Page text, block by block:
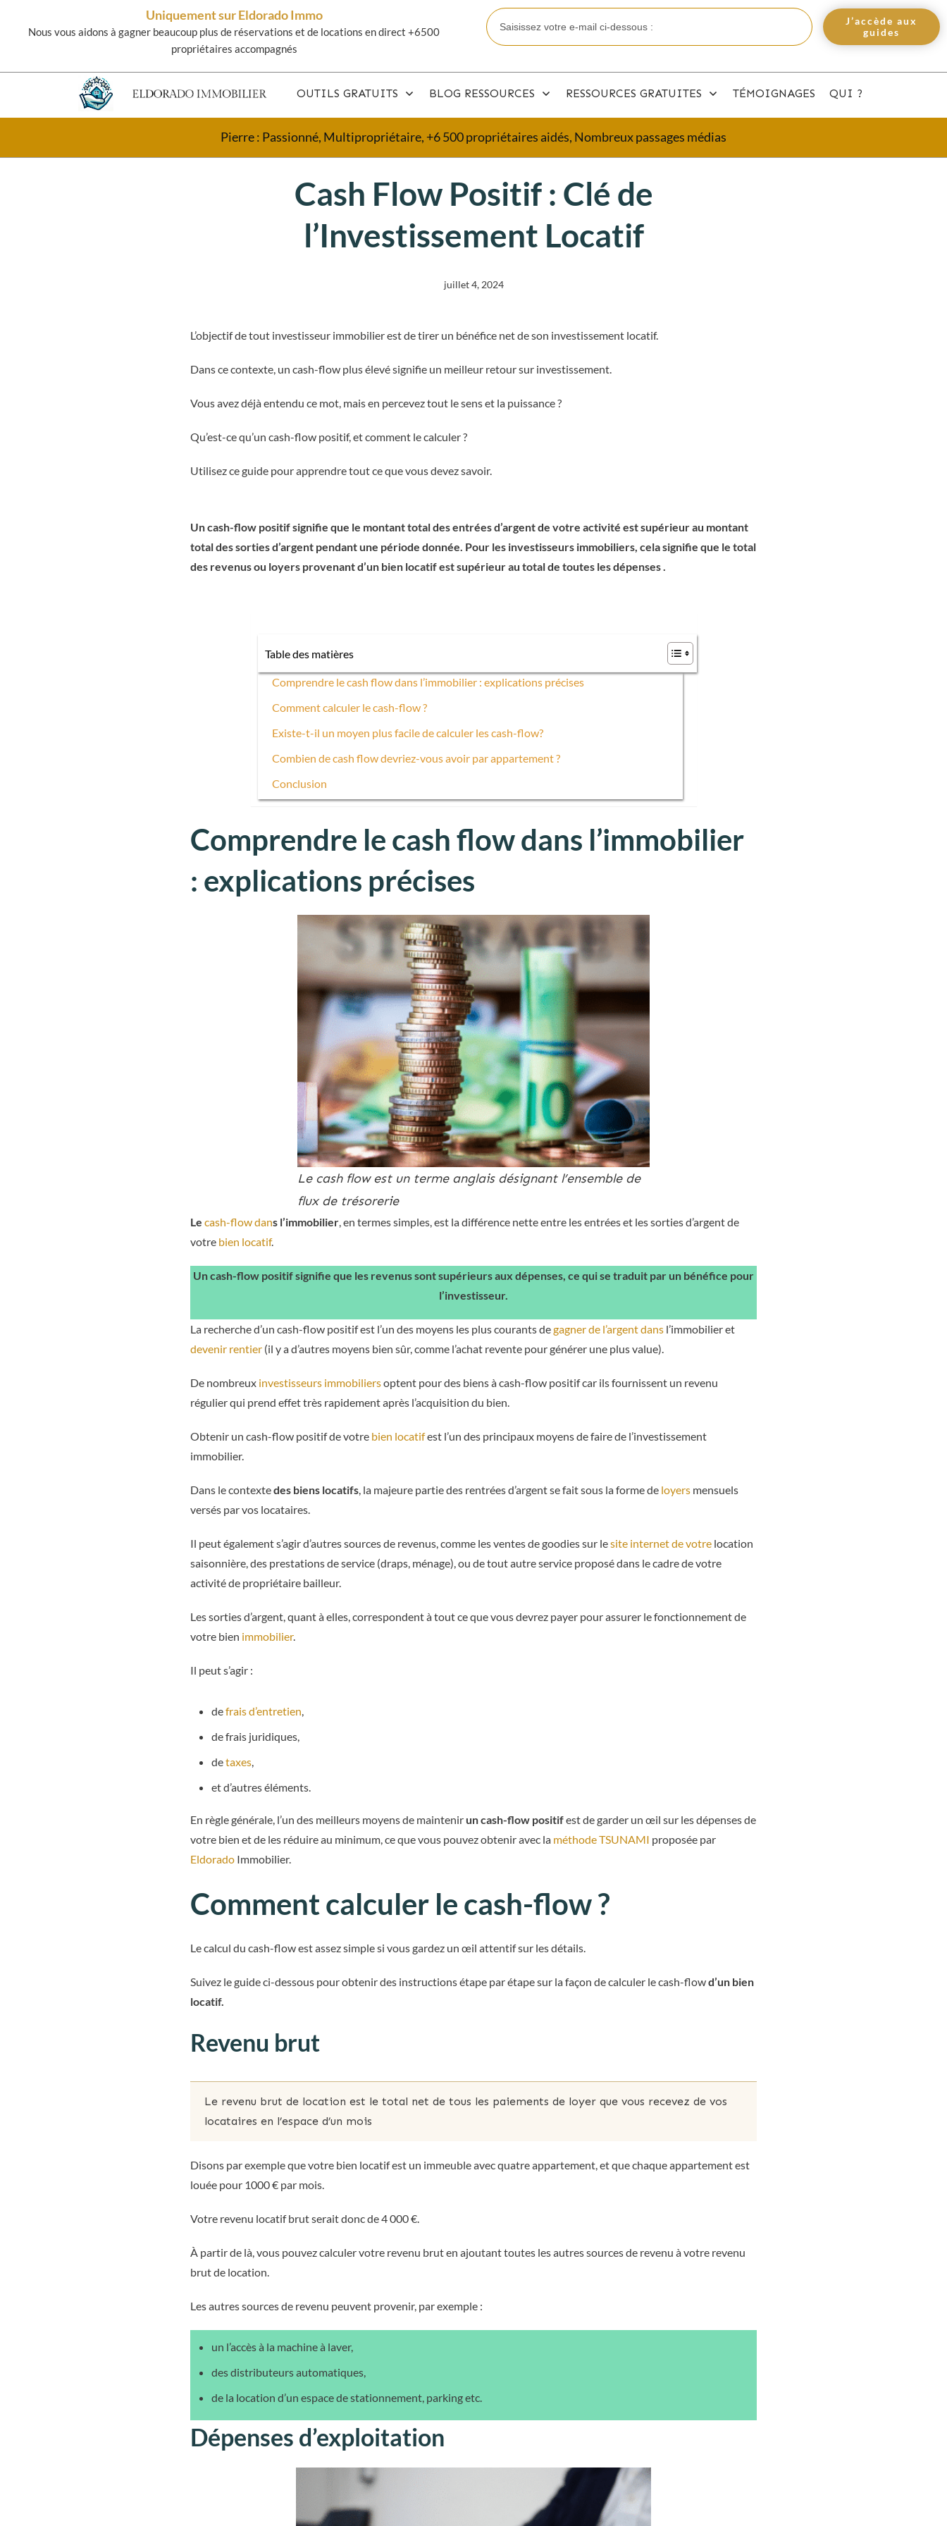
Uniquement sur Eldorado Immo
Nous vous aidons à gagner beaucoup plus de réservations et de locations en direct +6500
propriétaires accompagnés
J’accède aux
guides
OUTILS GRATUITS BLOG RESSOURCES RESSOURCES GRATUITES TÉMOIGNAGES QUI ?
Pierre : Passionné, Multipropriétaire, +6 500 propriétaires aidés, Nombreux passages médias
Cash Flow Positif : Clé de
l’Investissement Locatif
juillet 4, 2024
L’objectif de tout investisseur immobilier est de tirer un bénéfice net de son investissement locatif.
Dans ce contexte, un cash-flow plus élevé signifie un meilleur retour sur investissement.
Vous avez déjà entendu ce mot, mais en percevez tout le sens et la puissance ?
Qu’est-ce qu’un cash-flow positif, et comment le calculer ?
Utilisez ce guide pour apprendre tout ce que vous devez savoir.
Un cash-flow positif signifie que le montant total des entrées d’argent de votre activité est supérieur au montant
total des sorties d’argent pendant une période donnée. Pour les investisseurs immobiliers, cela signifie que le total
des revenus ou loyers provenant d’un bien locatif est supérieur au total de toutes les dépenses .
Table des matières
Comprendre le cash flow dans l’immobilier : explications précises
Comment calculer le cash-flow ?
Existe-t-il un moyen plus facile de calculer les cash-flow?
Combien de cash flow devriez-vous avoir par appartement ?
Conclusion
Comprendre le cash flow dans l’immobilier
: explications précises
Le cash flow est un terme anglais désignant l’ensemble de
flux de trésorerie
Le cash-flow dans l’immobilier, en termes simples, est la différence nette entre les entrées et les sorties d’argent de
votre bien locatif.
Un cash-flow positifsignifie que les revenus sont supérieurs aux dépenses, ce qui se traduit par un bénéfice pour
l’investisseur.
La recherche d’un cash-flow positif est l’un des moyens les plus courants degagner de l’argent dans l’immobilier et
devenir rentier (il y a d’autres moyens bien sûr, comme l’achat revente pour générer une plus value).
De nombreux investisseurs immobiliersoptent pour des biens à cash-flow positif car ils fournissent un revenu
régulier qui prend effet très rapidement après l’acquisition du bien.
Obtenir un cash-flow positif de votre bien locatifest l’un des principaux moyens de faire de l’investissement
immobilier.
Dans le contextedes biens locatifs, la majeure partie des rentrées d’argent se fait sous la forme de loyers mensuels
versés par vos locataires.
Il peut également s’agir d’autres sources de revenus, comme les ventes de goodies sur lesite internet de votre location
saisonnière, des prestations de service (draps, ménage), ou de tout autre service proposé dans le cadre de votre
activité de propriétaire bailleur.
Les sorties d’argent, quant à elles, correspondent à tout ce que vous devrez payer pour assurer le fonctionnement de
votre bien immobilier.
Il peut s’agir :
defrais d’entretien,
de frais juridiques,
detaxes,
et d’autres éléments.
En règle générale, l’un des meilleurs moyens de maintenir un cash-flow positifest de garder un œil sur les dépenses de
votre bien et de les réduire au minimum, ce que vous pouvez obtenir avec la méthode TSUNAMI proposée par
Eldorado Immobilier.
Comment calculer le cash-flow ?
Le calcul du cash-flow est assez simple si vous gardez un œil attentif sur les détails.
Suivez le guide ci-dessous pour obtenir des instructions étape par étape sur la façon de calculer le cash-flowd’un bien
locatif.
Revenu brut
Le revenu brut de location est le total net de tous les paiements de loyer que vous recevez de vos
locataires en l’espace d’un mois
Disons par exemple que votre bien locatif est un immeuble avec quatre appartement, et que chaque appartement est
louée pour 1000 € par mois.
Votre revenu locatif brut serait donc de 4 000 €.
À partir de là, vous pouvez calculer votre revenu brut en ajoutant toutes les autres sources de revenu à votre revenu
brut de location.
Les autres sources de revenu peuvent provenir, par exemple :
un l’accès à la machine à laver,
des distributeurs automatiques,
de la location d’un espace de stationnement, parking etc.
Dépenses d’exploitation